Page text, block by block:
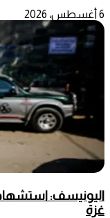
6 أغسطس، 2026
غزة